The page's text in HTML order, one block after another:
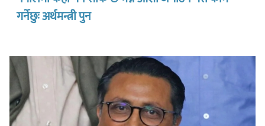
गर्नेछुः अर्थमन्त्री पुन